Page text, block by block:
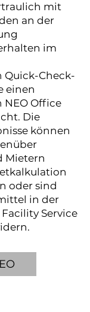
mit
an der
im
Quick-Check-
einen
Office
Die
können
Mietern
oder sind
in der
Service